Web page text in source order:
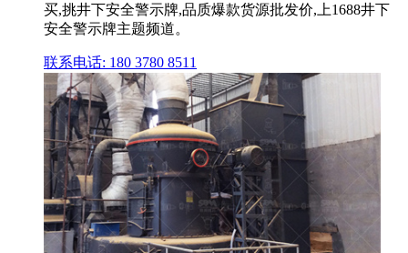
买,挑井下安全警示牌,品质爆款货源批发价,上1688井下
安全警示牌主题频道。
联系电话: 180 3780 8511